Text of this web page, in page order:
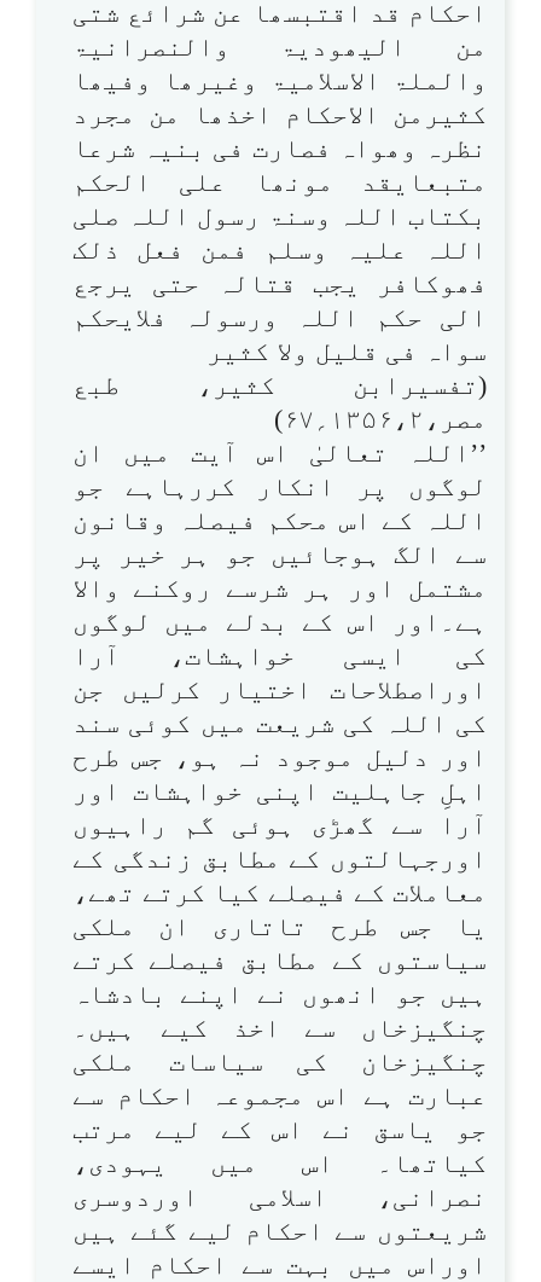
احکام قد اقتبسھا عن شرائع شتی
من الیھودیۃ والنصرانیۃ
والملۃ الاسلامیۃ وغیرھا وفیھا
کثیرمن الاحکام اخذھا من مجرد
نظرہ وھواہ فصارت فی بنیہ شرعا
متبعایقد مونھا علی الحکم
بکتاب اللہ وسنۃ رسول اللہ صلی
اللہ علیہ وسلم فمن فعل ذلک
فھوکافر یجب قتالہ حتی یرجع
الی حکم اللہ ورسولہ فلایحکم
سواہ فی قلیل ولا کثیر
(تفسیرابن کثیر، طبع
مصر،۱۳۵۶،۲؍۶۷)
’’اللہ تعالیٰ اس آیت میں ان
لوگوں پر انکار کررہاہے جو
اللہ کے اس محکم فیصلہ وقانون
سے الگ ہوجائیں جو ہر خیر پر
مشتمل اور ہر شرسے روکنے والا
ہے۔اور اس کے بدلے میں لوگوں
کی ایسی خواہشات، آرا
اوراصطلاحات اختیار کرلیں جن
کی اللہ کی شریعت میں کوئی سند
اور دلیل موجود نہ ہو، جس طرح
اہلِ جاہلیت اپنی خواہشات اور
آرا سے گھڑی ہوئی گم راہیوں
اورجہالتوں کے مطابق زندگی کے
معاملات کے فیصلے کیا کرتے تھے،
یا جس طرح تاتاری ان ملکی
سیاستوں کے مطابق فیصلے کرتے
ہیں جو انھوں نے اپنے بادشاہ
چنگیزخاں سے اخذ کیے ہیں۔
چنگیزخان کی سیاسات ملکی
عبارت ہے اس مجموعہ احکام سے
جو یاسق نے اس کے لیے مرتب
کیاتھا۔ اس میں یہودی،
نصرانی، اسلامی اوردوسری
شریعتوں سے احکام لیے گئے ہیں
اوراس میں بہت سے احکام ایسے